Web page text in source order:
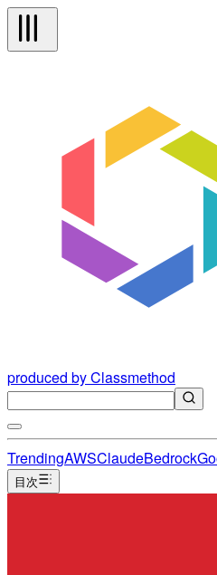
produced by Classmethod
TrendingAWSClaudeBedrock
目次